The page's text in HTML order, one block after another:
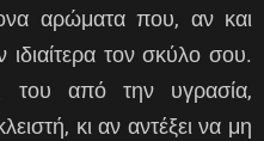
αρώματα που, αν και
τον σκύλο σου.
του από την υγρασία,
κι αν αντέξει να μη